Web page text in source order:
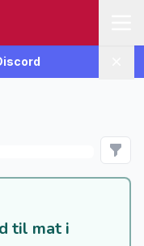
til mat i